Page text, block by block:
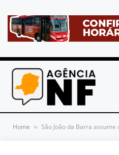
Home » São João da Barra assume coordenação